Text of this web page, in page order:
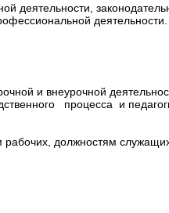
деятельности,
деятельности.
и внеурочной
процесса и
должностям